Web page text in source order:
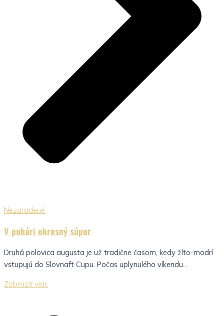
Nezaradené
V pohári okresný súper
Druhá polovica augusta je už tradične časom, kedy žlto-modrí
vstupujú do Slovnaft Cupu. Počas uplynulého víkendu...
Zobraziť viac